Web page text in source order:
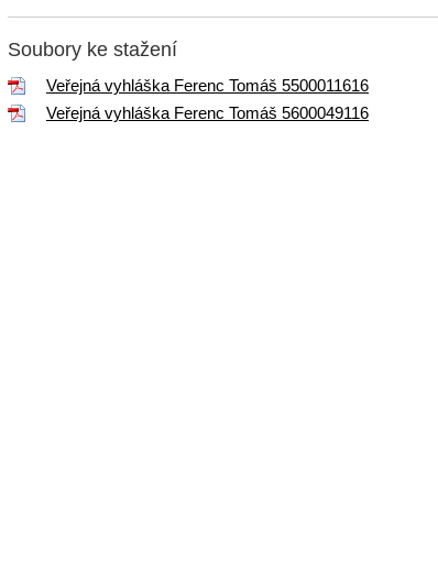
Soubory ke stažení
Veřejná vyhláška Ferenc Tomáš 5500011616
Veřejná vyhláška Ferenc Tomáš 5600049116